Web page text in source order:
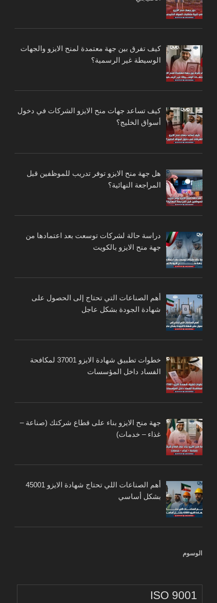
كيف تفرق بين جهة معتمدة لمنح الايزو والجهات
الوسيطة غير الرسمية؟
كيف تساعد جهات منح الايزو الشركات في دخول
أسواق الخليج؟
هل جهة منح الايزو توفر تدريب للموظفين قبل
المراجعة النهائية؟
دراسة حالة لشركات توسعت بعد اعتمادها من
جهة منح الايزو بالكويت
أهم الصناعات التي تحتاج إلى الحصول على
شهادة الجودة بشكل عاجل
خطوات تطبيق شهادة الايزو 37001 لمكافحة
الفساد داخل المؤسسات
جهة منح الايزو بناء على قطاع شركتك (صناعة –
غذاء – خدمات)
أهم الصناعات اللي تحتاج شهادة الايزو 45001
بشكل أساسي
الوسوم
ISO 9001